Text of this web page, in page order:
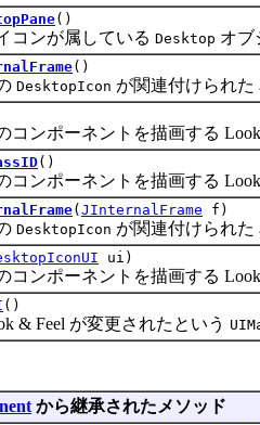
()
ンが属している Desktop オブ
()
DesktopIcon が関連付けられた
ポーネントを描画する Look
()
ポーネントを描画する Look
( JInternalFrame f)
DesktopIcon が関連付けられた
ui)
ポーネントを描画する Look
()
Feel が変更されたという
から継承されたメソッド